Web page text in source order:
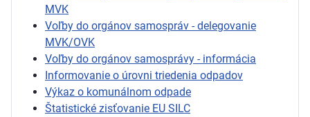
MVK
Voľby do orgánov samospráv - delegovanie
MVK/OVK
Voľby do orgánov samosprávy - informácia
Informovanie o úrovni triedenia odpadov
Výkaz o komunálnom odpade
Štatistické zisťovanie EU SILC